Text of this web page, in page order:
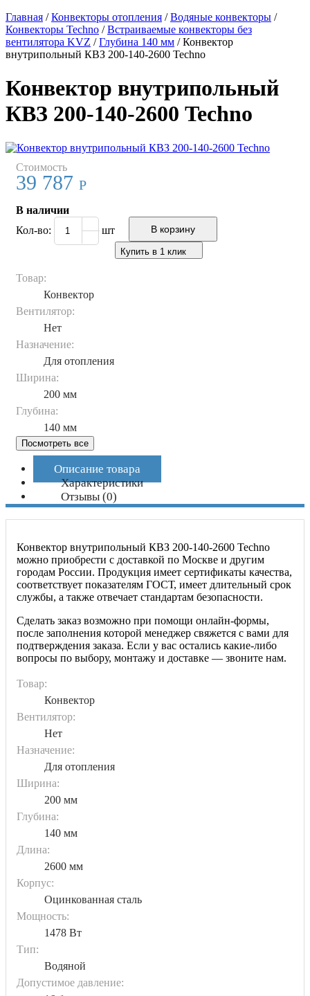
Главная / Конвекторы отопления / Водяные конвекторы /
Конвекторы Techno / Встраиваемые конвекторы без
вентилятора KVZ / Глубина 140 мм /Конвектор
внутрипольный КВЗ 200-140-2600 Techno
Конвектор внутрипольный
КВЗ 200-140-2600 Techno
Стоимость
39 787 Р
В наличии
Кол-во:
шт
Купить в 1 клик
Товар:
Конвектор
Вентилятор:
Нет
Назначение:
Для отопления
Ширина:
200 мм
Глубина:
140 мм
Посмотреть все
Описание товара
Характеристики
Отзывы (0)
Конвектор внутрипольный КВЗ 200-140-2600 Techno
можно приобрести с доставкой по Москве и другим
городам России. Продукция имеет сертификаты качества,
соответствует показателям ГОСТ, имеет длительный срок
службы, а также отвечает стандартам безопасности.
Сделать заказ возможно при помощи онлайн-формы,
после заполнения которой менеджер свяжется с вами для
подтверждения заказа. Если у вас остались какие-либо
вопросы по выбору, монтажу и доставке — звоните нам.
Товар:
Конвектор
Вентилятор:
Нет
Назначение:
Для отопления
Ширина:
200 мм
Глубина:
140 мм
Длина:
2600 мм
Корпус:
Оцинкованная сталь
Мощность:
1478 Вт
Тип:
Водяной
Допустимое давление: